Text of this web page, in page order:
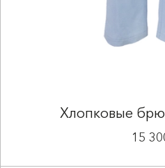
Хлопковые
15